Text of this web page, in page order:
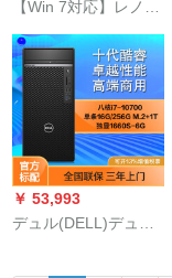
【Win 7対応】レノボ
ディ用ディップマー
シー6610 D（M 900
Kアープロコピード
版）ビジネ用ディッ
プリングリングリン
グPCI単行本＋23.
￥ 53,993
デュル(DELL)デュッ